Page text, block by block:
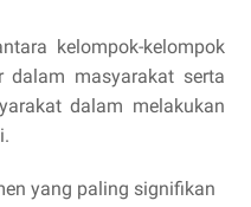
kelompok-kelompok
dalam masyarakat serta
dalam melakukan
yang paling signifikan